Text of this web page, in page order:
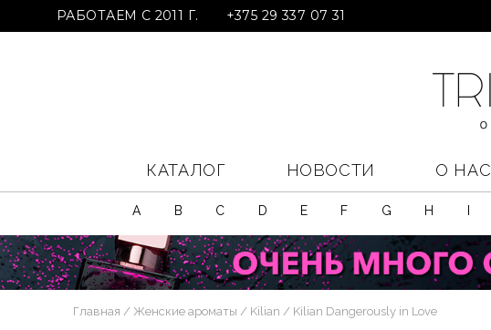
РАБОТАЕМ С 2011 Г. +375 29 337 07 31
КАТАЛОГ НОВОСТИ О НАС
A B C D E F G H
Главная Женские ароматы Kilian Kilian Dangerously in Love